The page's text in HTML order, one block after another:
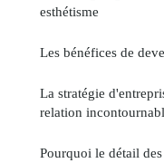
esthétisme
Les bénéfices de
La stratégie
relation
Pourquoi le détail